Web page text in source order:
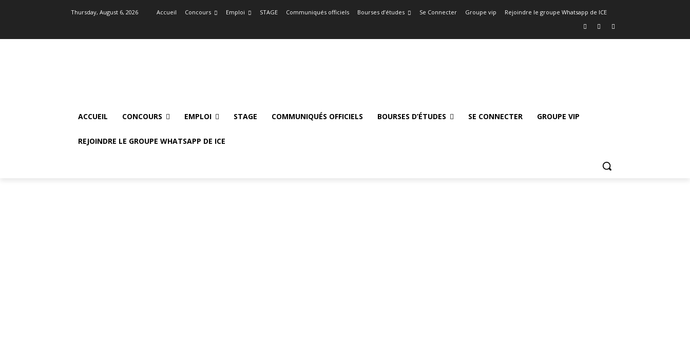
Thursday, August 6, 2026 Accueil Concours Emploi STAGE Communiqués officiels Bourses d’études Se Connecter Groupe vip Rejoindre le groupe Whatsapp de ICE
ACCUEIL CONCOURS EMPLOI STAGE COMMUNIQUÉS OFFICIELS BOURSES D’ÉTUDES SE CONNECTER GROUPE VIP
REJOINDRE LE GROUPE WHATSAPP DE ICE